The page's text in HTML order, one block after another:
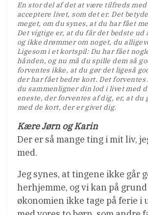
En stor del af det at være tilfreds
acceptere livet, som det er. Det
meget, om du synes, at du har fået
Det vigtige er, at du får det bedste ud
og ikke drømmer om noget, du
Ligesom i et kortspil: Du har fået
hånden, og nu må du spille dem så
forventes ikke, at du gør det ligeså
der har fået bedre kort. Det
du sammenligner din lod i livet med
eneste, der forventes af dig, er, at du
med de kort, der er givet dig.
Kære Jørn og Karin
Der er så mange ting i mit liv,
med.
Jeg synes, at tingene ikke går
herhjemme, og vi kan på
økonomien ikke tage på ferie i